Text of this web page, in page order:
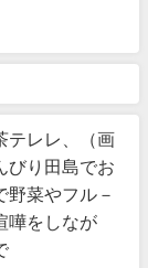
テレレ、（画
びり田島でお
野菜やフル－
嘩をしなが